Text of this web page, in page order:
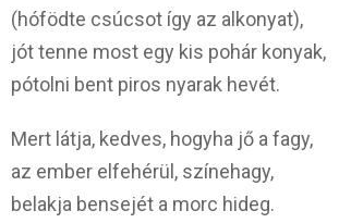
(hófödte csúcsot így az alkonyat),
jót tenne most egy kis pohár konyak,
pótolni bent piros nyarak hevét.
Mert látja, kedves, hogyha jő a fagy,
az ember elfehérül, színehagy,
belakja bensejét a morc hideg.